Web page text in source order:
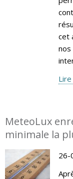
cet
MeteoLux
minimale la
26-